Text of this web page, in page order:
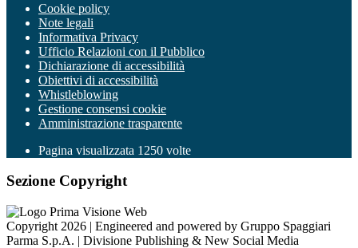
Cookie policy
Note legali
Informativa Privacy
Ufficio Relazioni con il Pubblico
Dichiarazione di accessibilità
Obiettivi di accessibilità
Whistleblowing
Gestione consensi cookie
Amministrazione trasparente
Pagina visualizzata 1250 volte
Sezione Copyright
Copyright 2026 | Engineered and powered by Gruppo Spaggiari
Parma S.p.A. | Divisione Publishing & New Social Media